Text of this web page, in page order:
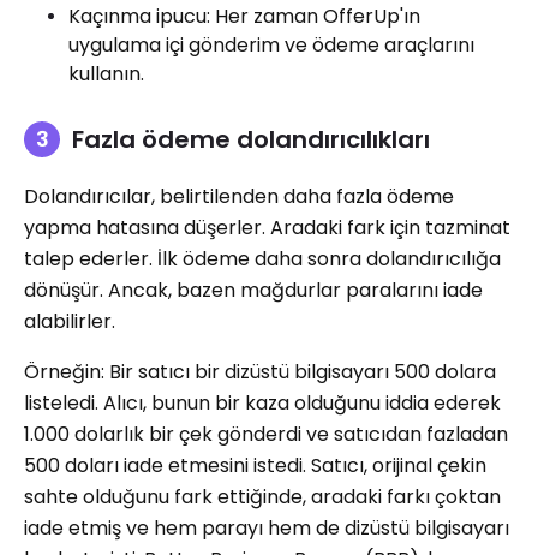
Kaçınma ipucu: Her zaman OfferUp'ın
uygulama içi gönderim ve ödeme araçlarını
kullanın.
Fazla ödeme dolandırıcılıkları
Dolandırıcılar, belirtilenden daha fazla ödeme
yapma hatasına düşerler. Aradaki fark için tazminat
talep ederler. İlk ödeme daha sonra dolandırıcılığa
dönüşür. Ancak, bazen mağdurlar paralarını iade
alabilirler.
Örneğin: Bir satıcı bir dizüstü bilgisayarı 500 dolara
listeledi. Alıcı, bunun bir kaza olduğunu iddia ederek
1.000 dolarlık bir çek gönderdi ve satıcıdan fazladan
500 doları iade etmesini istedi. Satıcı, orijinal çekin
sahte olduğunu fark ettiğinde, aradaki farkı çoktan
iade etmiş ve hem parayı hem de dizüstü bilgisayarı